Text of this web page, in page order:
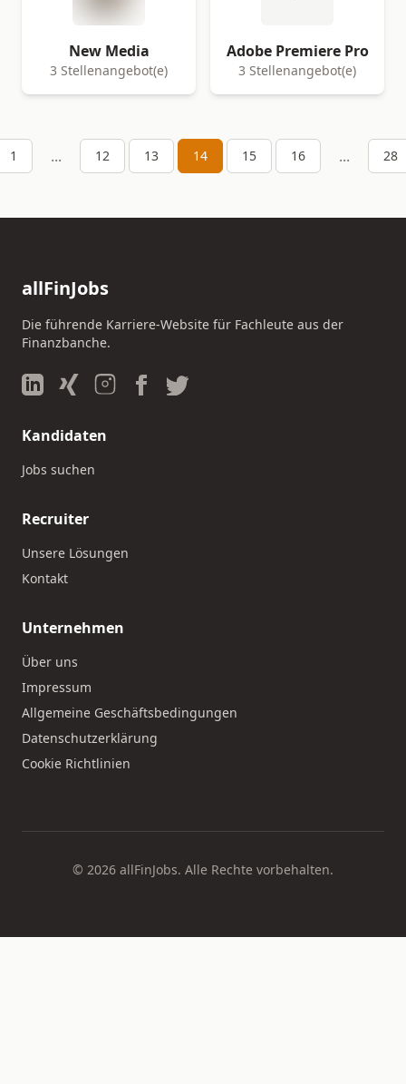
New Media
3 Stellenangebot(e)
Adobe Premiere Pro
3 Stellenangebot(e)
1 ... 12 13 14 15 16 ... 28
allFinJobs
Die führende Karriere-Website für Fachleute aus der
Finanzbanche.
Kandidaten
Jobs suchen
Recruiter
Unsere Lösungen
Kontakt
Unternehmen
Über uns
Impressum
Allgemeine Geschäftsbedingungen
Datenschutzerklärung
Cookie Richtlinien
© 2026 allFinJobs. Alle Rechte vorbehalten.